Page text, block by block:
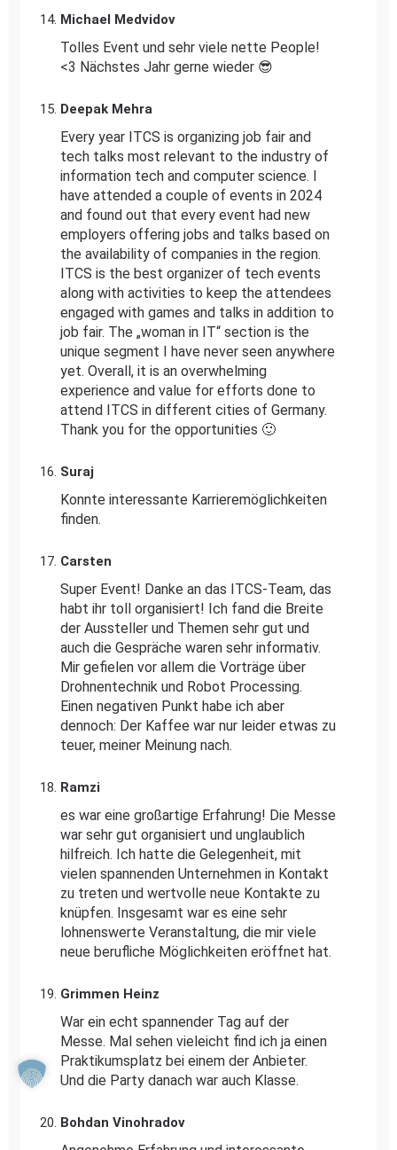
Michael Medvidov
Tolles Event und sehr viele nette People!
<3 Nächstes Jahr gerne wieder 😎
Deepak Mehra
Every year ITCS is organizing job fair and
tech talks most relevant to the industry of
information tech and computer science. I
have attended a couple of events in 2024
and found out that every event had new
employers offering jobs and talks based on
the availability of companies in the region.
ITCS is the best organizer of tech events
along with activities to keep the attendees
engaged with games and talks in addition to
job fair. The „woman in IT“ section is the
unique segment I have never seen anywhere
yet. Overall, it is an overwhelming
experience and value for efforts done to
attend ITCS in different cities of Germany.
Thank you for the opportunities 🙂
Suraj
Konnte interessante Karrieremöglichkeiten
finden.
Carsten
Super Event! Danke an das ITCS-Team, das
habt ihr toll organisiert! Ich fand die Breite
der Aussteller und Themen sehr gut und
auch die Gespräche waren sehr informativ.
Mir gefielen vor allem die Vorträge über
Drohnentechnik und Robot Processing.
Einen negativen Punkt habe ich aber
dennoch: Der Kaffee war nur leider etwas zu
teuer, meiner Meinung nach.
Ramzi
es war eine großartige Erfahrung! Die Messe
war sehr gut organisiert und unglaublich
hilfreich. Ich hatte die Gelegenheit, mit
vielen spannenden Unternehmen in Kontakt
zu treten und wertvolle neue Kontakte zu
knüpfen. Insgesamt war es eine sehr
lohnenswerte Veranstaltung, die mir viele
neue berufliche Möglichkeiten eröffnet hat.
Grimmen Heinz
War ein echt spannender Tag auf der
Messe. Mal sehen vieleicht find ich ja einen
Praktikumsplatz bei einem der Anbieter.
Und die Party danach war auch Klasse.
Bohdan Vinohradov